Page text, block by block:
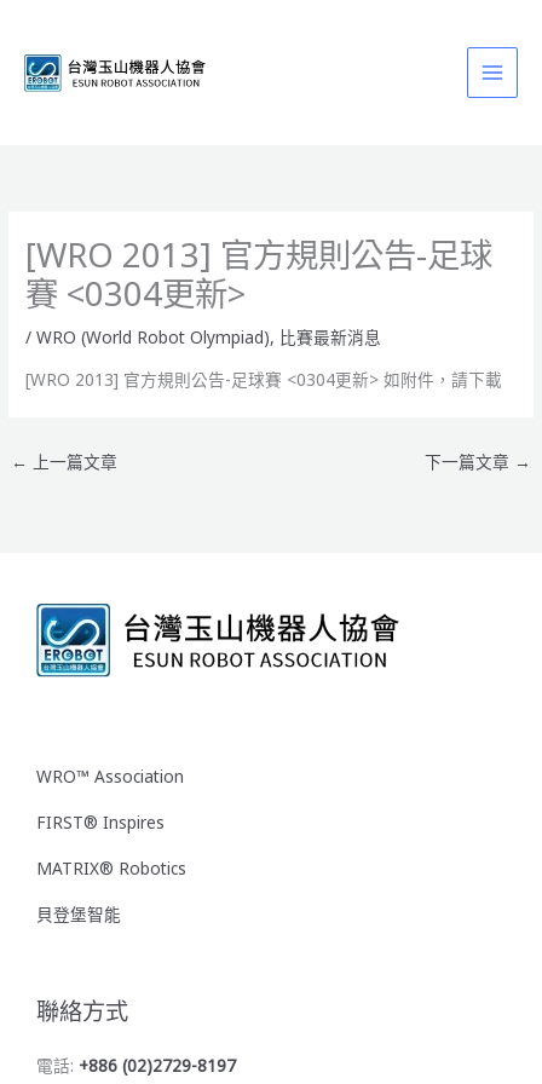
[WRO 2013] 官方規則公告-足球
賽 <0304更新>
/WRO (World Robot Olympiad), 比賽最新消息
[WRO 2013] 官方規則公告-足球賽 <0304更新> 如附件，請下載
← 上一篇文章 下一篇文章 →
WRO™ Association
FIRST® Inspires
MATRIX® Robotics
貝登堡智能
聯絡方式
電話: +886 (02)2729-8197